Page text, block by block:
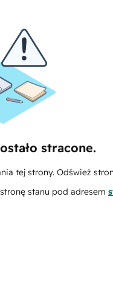
stracone.
tej strony. Odśwież
stanu pod adresem